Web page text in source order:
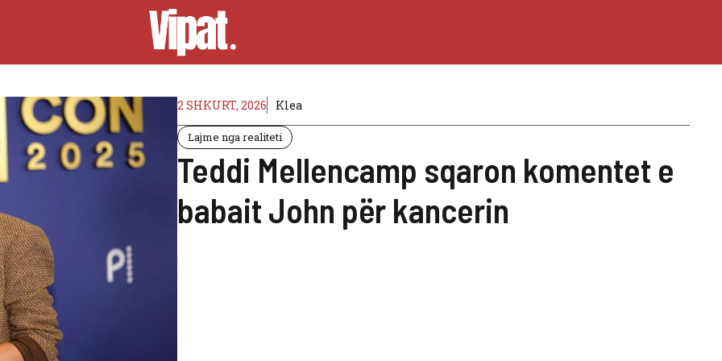
2 SHKURT, 2026 Klea
Lajme nga realiteti
Teddi Mellencamp sqaron komentet e
babait John për kancerin